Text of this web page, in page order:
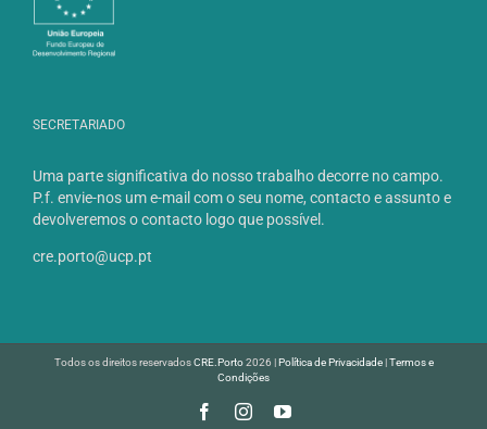
SECRETARIADO
Uma parte significativa do nosso trabalho decorre no campo.
P.f. envie-nos um e-mail com o seu nome, contacto e assunto e
devolveremos o contacto logo que possível.
cre.porto@ucp.pt
Todos os direitos reservadosCRE.Porto2026 |Política de Privacidade|Termos e
Condições
FacebookInstagramYouTube